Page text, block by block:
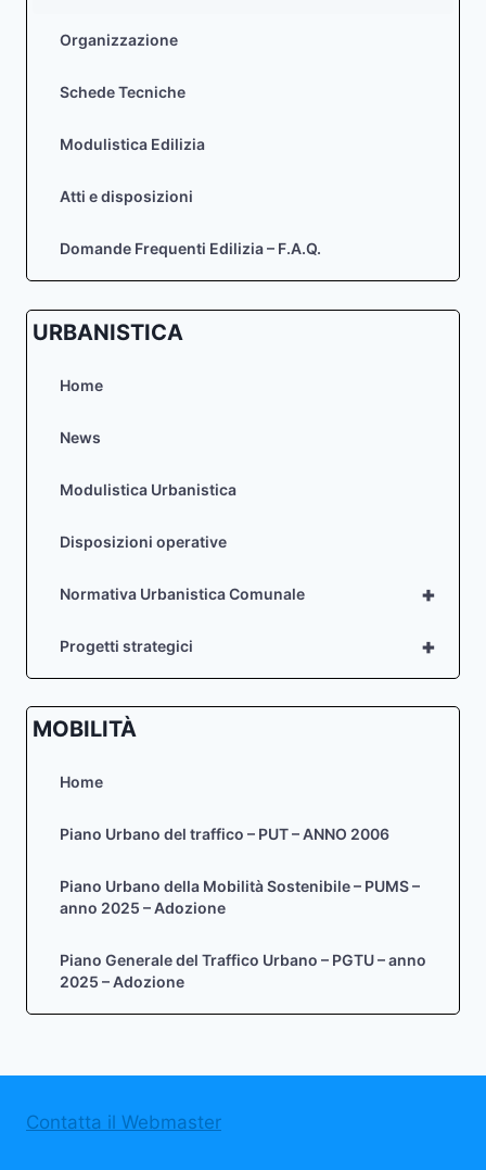
Organizzazione
Schede Tecniche
Modulistica Edilizia
Atti e disposizioni
Domande Frequenti Edilizia – F.A.Q.
URBANISTICA
Home
News
Modulistica Urbanistica
Disposizioni operative
+
Normativa Urbanistica Comunale
+
Progetti strategici
MOBILITÀ
Home
Piano Urbano del traffico – PUT – ANNO 2006
Piano Urbano della Mobilità Sostenibile – PUMS –
anno 2025 – Adozione
Piano Generale del Traffico Urbano – PGTU – anno
2025 – Adozione
Contatta il Webmaster